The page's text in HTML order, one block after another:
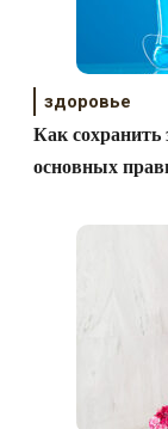
здоровье
Как сохранить
основных